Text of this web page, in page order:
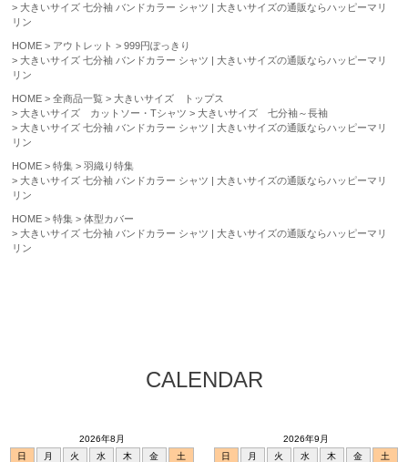
大きいサイズ 七分袖 バンドカラー シャツ | 大きいサイズの通販ならハッピーマリ
リン
HOME アウトレット
999円ぽっきり
大きいサイズ 七分袖 バンドカラー シャツ | 大きいサイズの通販ならハッピーマリ
リン
HOME 全商品一覧
大きいサイズ トップス
大きいサイズ カットソー・Tシャツ
大きいサイズ 七分袖～長袖
大きいサイズ 七分袖 バンドカラー シャツ | 大きいサイズの通販ならハッピーマリ
リン
HOME 特集
羽織り特集
大きいサイズ 七分袖 バンドカラー シャツ | 大きいサイズの通販ならハッピーマリ
リン
HOME 特集
体型カバー
大きいサイズ 七分袖 バンドカラー シャツ | 大きいサイズの通販ならハッピーマリ
リン
CALENDAR
2026年8月
日
月 火 水 木 金
土
2026年9月
日
月 火 水 木 金
土